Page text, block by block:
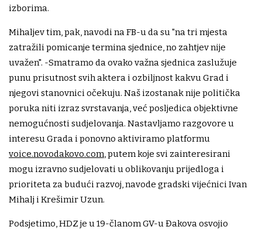
izborima.
Mihaljev tim, pak, navodi na FB-u da su "na tri mjesta
zatražili pomicanje termina sjednice, no zahtjev nije
uvažen". -Smatramo da ovako važna sjednica zaslužuje
punu prisutnost svih aktera i ozbiljnost kakvu Grad i
njegovi stanovnici očekuju. Naš izostanak nije politička
poruka niti izraz svrstavanja, već posljedica objektivne
nemogućnosti sudjelovanja. Nastavljamo razgovore u
interesu Grada i ponovno aktiviramo platformu
voice.novodakovo.com, putem koje svi zainteresirani
mogu izravno sudjelovati u oblikovanju prijedloga i
prioriteta za budući razvoj, navode gradski vijećnici Ivan
Mihalj i Krešimir Uzun.
Podsjetimo, HDZ je u 19-članom GV-u Đakova osvojio